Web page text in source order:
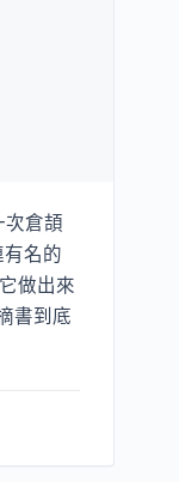
次倉頡
有名的
做出來
書到底